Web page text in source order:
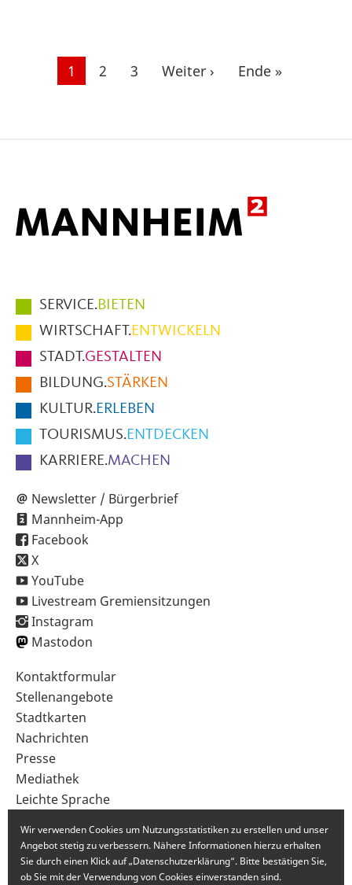
Seitennummerierung
Aktuelle
1 Seite
2 Seite
3
Nächste
Weiter ›
Letzte
Ende »
Hauptmenüpunkte
im
Fußbereich
der
Seite
SERVICE.BIETEN
WIRTSCHAFT.ENTWICKELN
STADT.GESTALTEN
BILDUNG.STÄRKEN
KULTUR.ERLEBEN
TOURISMUS.ENTDECKEN
KARRIERE.MACHEN
Newsletter / Bürgerbrief
Mannheim-App
Facebook
X
YouTube
Livestream Gremiensitzungen
Instagram
Mastodon
Sekundärnavigation
im
Fußbereich
Kontaktformular
Stellenangebote
Stadtkarten
Nachrichten
Presse
Mediathek
Leichte Sprache
Wir verwenden Cookies um Nutzungsstatistiken zu erstellen und unser
Angebot stetig zu verbessern. Nähere Informationen hierzu erhalten
Sie durch einen Klick auf „Datenschutzerklärung“. Bitte bestätigen Sie,
ob Sie mit der Verwendung von Cookies einverstanden sind.